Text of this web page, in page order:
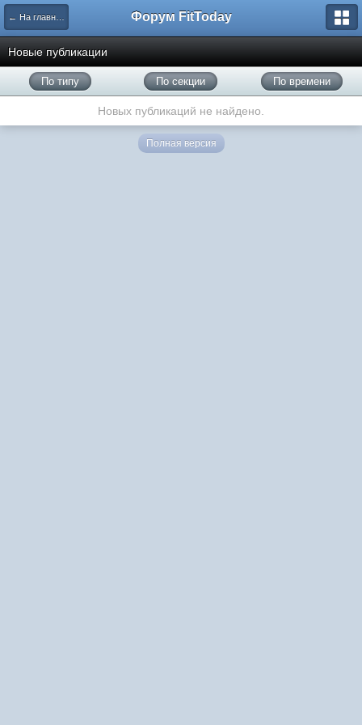
← На главную Форум FitToday
Новые публикации
По типу По секции По времени
Новых публикаций не найдено.
Полная версия